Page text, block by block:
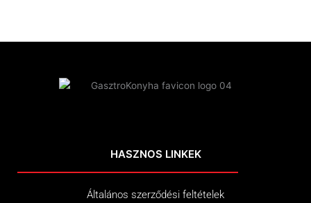
HASZNOS LINKEK
Általános szerződési feltételek